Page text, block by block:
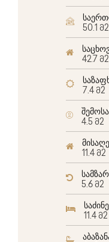
50.1 მ2
42.7 მ2
7.4 მ2
4.5 მ2
11.4 მ2
5.6 მ2
11.4 მ2